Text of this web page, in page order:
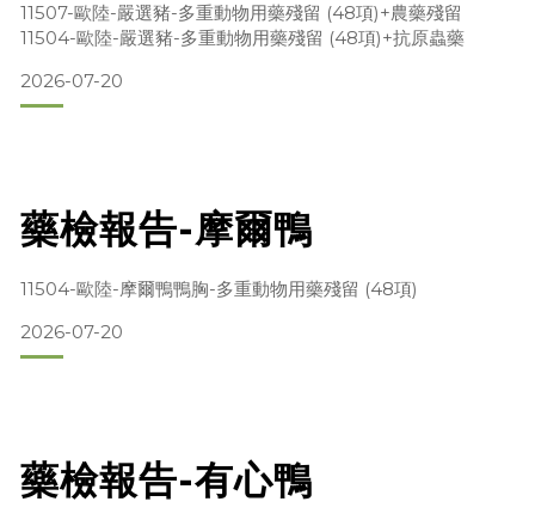
11507-歐陸-嚴選豬-多重動物用藥殘留 (48項)+農藥殘留
11504-歐陸-嚴選豬-多重動物用藥殘留 (48項)+抗原蟲藥
2026-07-20
藥檢報告-摩爾鴨
11504-歐陸-摩爾鴨鴨胸-多重動物用藥殘留 (48項)
2026-07-20
藥檢報告-有心鴨